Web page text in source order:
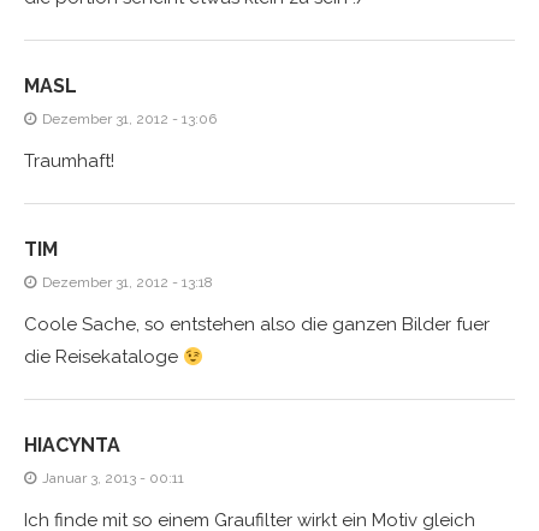
MASL
Dezember 31, 2012 - 13:06
Traumhaft!
TIM
Dezember 31, 2012 - 13:18
Coole Sache, so entstehen also die ganzen Bilder fuer
die Reisekataloge
HIACYNTA
Januar 3, 2013 - 00:11
Ich finde mit so einem Graufilter wirkt ein Motiv gleich